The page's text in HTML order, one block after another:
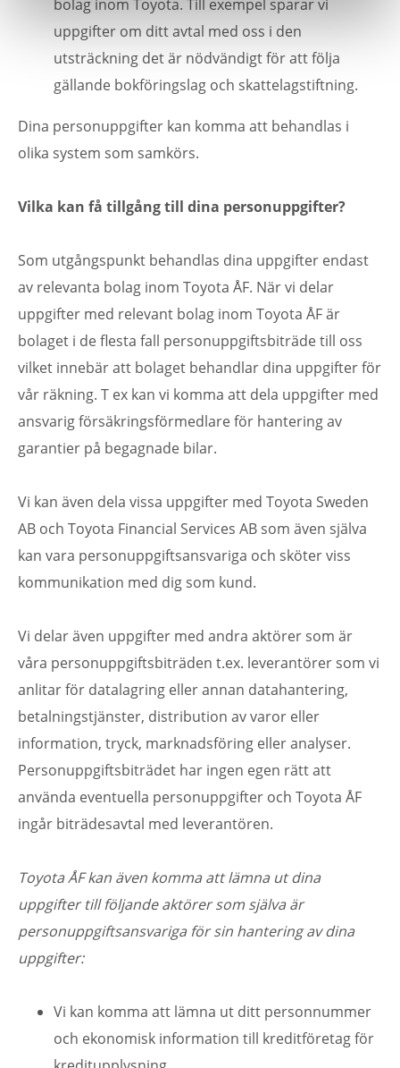
bolag inom Toyota. Till exempel sparar vi
uppgifter om ditt avtal med oss i den
utsträckning det är nödvändigt för att följa
gällande bokföringslag och skattelagstiftning.
Dina personuppgifter kan komma att behandlas i
olika system som samkörs.
Vilka kan få tillgång till dina personuppgifter?
Som utgångspunkt behandlas dina uppgifter endast
av relevanta bolag inom Toyota ÅF. När vi delar
uppgifter med relevant bolag inom Toyota ÅF är
bolaget i de flesta fall personuppgiftsbiträde till oss
vilket innebär att bolaget behandlar dina uppgifter för
vår räkning. T ex kan vi komma att dela uppgifter med
ansvarig försäkringsförmedlare för hantering av
garantier på begagnade bilar.
Vi kan även dela vissa uppgifter med Toyota Sweden
AB och Toyota Financial Services AB som även själva
kan vara personuppgiftsansvariga och sköter viss
kommunikation med dig som kund.
Vi delar även uppgifter med andra aktörer som är
våra personuppgiftsbiträden t.ex. leverantörer som vi
anlitar för datalagring eller annan datahantering,
betalningstjänster, distribution av varor eller
information, tryck, marknadsföring eller analyser.
Personuppgiftsbiträdet har ingen egen rätt att
använda eventuella personuppgifter och Toyota ÅF
ingår biträdesavtal med leverantören.
Toyota ÅF kan även komma att lämna ut dina
uppgifter till följande aktörer som själva är
personuppgiftsansvariga för sin hantering av dina
uppgifter:
Vi kan komma att lämna ut ditt personnummer
och ekonomisk information till kreditföretag för